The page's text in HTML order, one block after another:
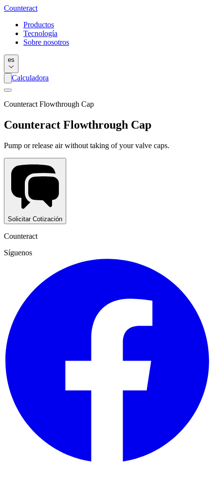
Counteract
Productos
Tecnología
Sobre nosotros
es
Calculadora
Counteract Flowthrough Cap
Counteract Flowthrough Cap
Pump or release air without taking of your valve caps.
Solicitar Cotización
Counteract
Síguenos